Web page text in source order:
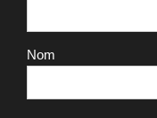
E-mail